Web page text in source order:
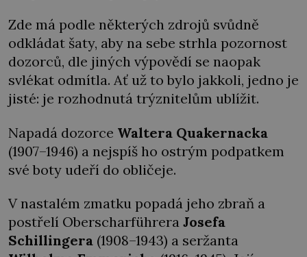
Zde má podle některých zdrojů svůdně
odkládat šaty, aby na sebe strhla pozornost
dozorců, dle jiných výpovědí se naopak
svlékat odmítla. Ať už to bylo jakkoli, jedno je
jisté: je rozhodnutá trýznitelům ublížit.
Napadá dozorce Waltera Quakernacka
(1907–1946) a nejspíš ho ostrým podpatkem
své boty udeří do obličeje.
V nastalém zmatku popadá jeho zbraň a
postřelí Oberscharführera Josefa
Schillingera (1908–1943) a seržanta